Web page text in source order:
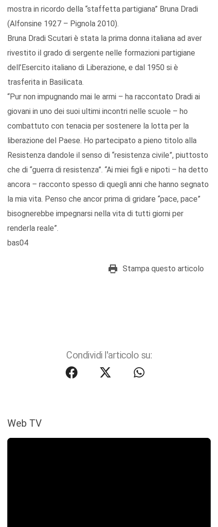
mostra in ricordo della “staffetta partigiana” Bruna Dradi
(Alfonsine 1927 – Pignola 2010).
Bruna Dradi Scutari è stata la prima donna italiana ad aver
rivestito il grado di sergente nelle formazioni partigiane
dell’Esercito italiano di Liberazione, e dal 1950 si è
trasferita in Basilicata.
“Pur non impugnando mai le armi – ha raccontato Dradi ai
giovani in uno dei suoi ultimi incontri nelle scuole – ho
combattuto con tenacia per sostenere la lotta per la
liberazione del Paese. Ho partecipato a pieno titolo alla
Resistenza dandole il senso di “resistenza civile”, piuttosto
che di “guerra di resistenza”. “Ai miei figli e nipoti – ha detto
ancora – racconto spesso di quegli anni che hanno segnato
la mia vita. Penso che ancor prima di gridare “pace, pace”
bisognerebbe impegnarsi nella vita di tutti giorni per
renderla reale”.
bas04
Stampa questo articolo
Condividi l'articolo su:
Web TV